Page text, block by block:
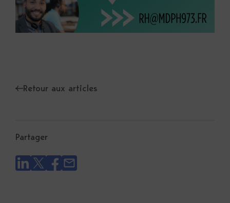
Retour aux articles
Partager